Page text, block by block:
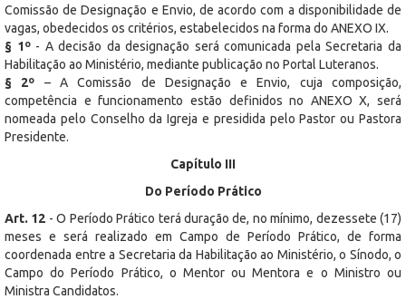
Comissão de Designação e Envio, de acordo com a disponibilidade de
vagas, obedecidos os critérios, estabelecidos na forma do ANEXO IX.
§ 1º- A decisão da designação será comunicada pela Secretaria da
Habilitação ao Ministério, mediante publicação no Portal Luteranos.
§ 2º – A Comissão de Designação e Envio, cuja composição,
competência e funcionamento estão definidos no ANEXO X, será
nomeada pelo Conselho da Igreja e presidida pelo Pastor ou Pastora
Presidente.
Capítulo III
Do Período Prático
Art. 12 - O Período Prático terá duração de, no mínimo, dezessete (17)
meses e será realizado em Campo de Período Prático, de forma
coordenada entre a Secretaria da Habilitação ao Ministério, o Sínodo, o
Campo do Período Prático, o Mentor ou Mentora e o Ministro ou
Ministra Candidatos.